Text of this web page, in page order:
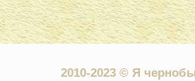
2010-2023 © Я